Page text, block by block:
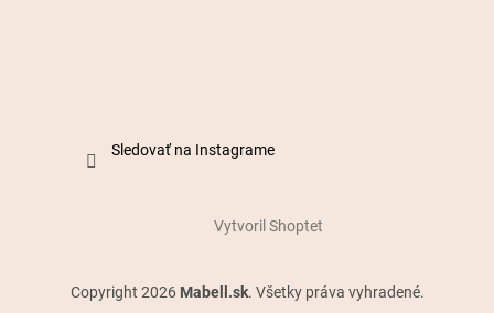
Sledovať na Instagrame
Vytvoril Shoptet
Copyright 2026 Mabell.sk. Všetky práva vyhradené.